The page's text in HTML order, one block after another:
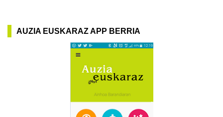
AUZIA EUSKARAZ APP BERRIA